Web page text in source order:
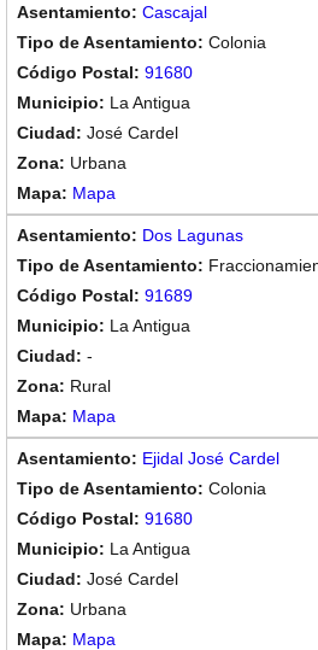
Cascajal
Colonia
91680
La Antigua
José Cardel
Urbana
Mapa
Dos Lagunas
91689
La Antigua
-
Rural
Mapa
Ejidal José Cardel
Colonia
91680
La Antigua
José Cardel
Urbana
Mapa